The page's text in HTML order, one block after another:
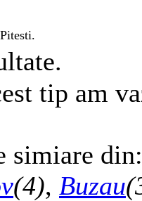
tip am
simiare
(4), Buzau